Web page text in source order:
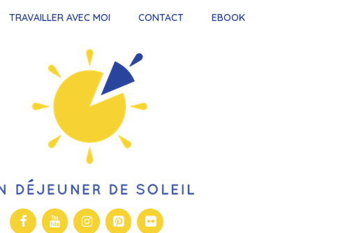
TRAVAILLER AVEC MOI CONTACT EBOOK